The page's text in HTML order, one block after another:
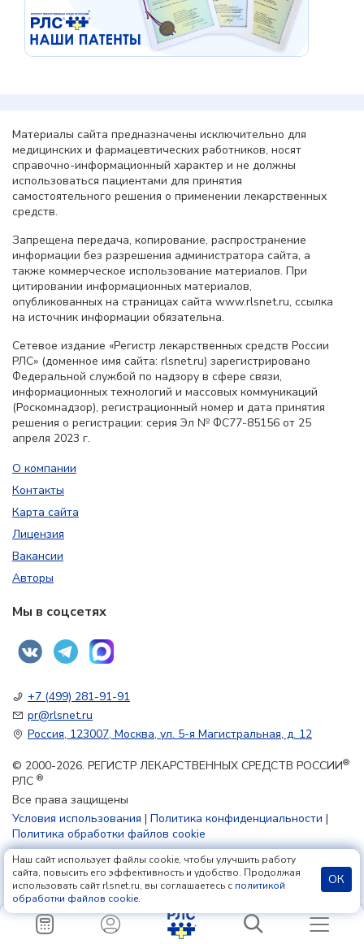
Материалы сайта предназначены исключительно для
медицинских и фармацевтических работников, носят
справочно-информационный характер и не должны
использоваться пациентами для принятия
самостоятельного решения о применении лекарственных
средств.
Запрещена передача, копирование, распространение
информации без разрешения администратора сайта, а
также коммерческое использование материалов. При
цитировании информационных материалов,
опубликованных на страницах сайта www.rlsnet.ru, ссылка
на источник информации обязательна.
Сетевое издание «Регистр лекарственных средств России
РЛС» (доменное имя сайта: rlsnet.ru) зарегистрировано
Федеральной службой по надзору в сфере связи,
информационных технологий и массовых коммуникаций
(Роскомнадзор), регистрационный номер и дата принятия
решения о регистрации: серия Эл № ФС77-85156 от 25
апреля 2023 г.
О компании
Контакты
Карта сайта
Лицензия
Вакансии
Авторы
Мы в соцсетях
+7 (499) 281-91-91
pr@rlsnet.ru
Россия, 123007, Москва, ул. 5-я Магистральная, д. 12
© 2000-2026. РЕГИСТР ЛЕКАРСТВЕННЫХ СРЕДСТВ РОССИИ®
РЛС ®
Все права защищены
Условия использования | Политика конфиденциальности |
Политика обработки файлов cookie
18+
Наш сайт использует файлы cookie, чтобы улучшить работу
сайта, повысить его эффективность и удобство. Продолжая
использовать сайт rlsnet.ru, вы соглашаетесь с политикой
обработки файлов cookie.
ОК